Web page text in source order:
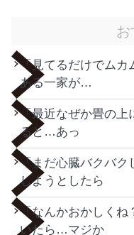
「見てるだけでムカ
ある一家が…
「最近なぜか畳の上
ると…あっ
「まだ心臓バクバク
しようとしたら
「なんかおかしくね
いたら…マジか